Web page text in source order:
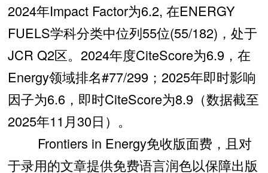
2024年Impact Factor为6.2, 在ENERGY
FUELS学科分类中位列55位(55/182)，处于
JCR Q2区。2024年度CiteScore为6.9，在
Energy领域排名#77/299；2025年即时影响
因子为6.6，即时CiteScore为8.9（数据截至
2025年11月30日）。
Frontiers in Energy免收版面费，且对
于录用的文章提供免费语言润色以保障出版